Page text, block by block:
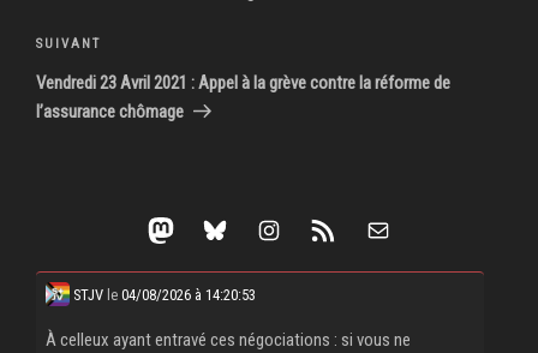
l’article
Article
suivant
SUIVANT
Vendredi 23 Avril 2021 : Appel à la grève contre la réforme de
l’assurance chômage
Mastodon Bluesky Instagram Flux RSS E-mail
STJV le 04/08/2026 à 14:20:53
À celleux ayant entravé ces négociations : si vous ne